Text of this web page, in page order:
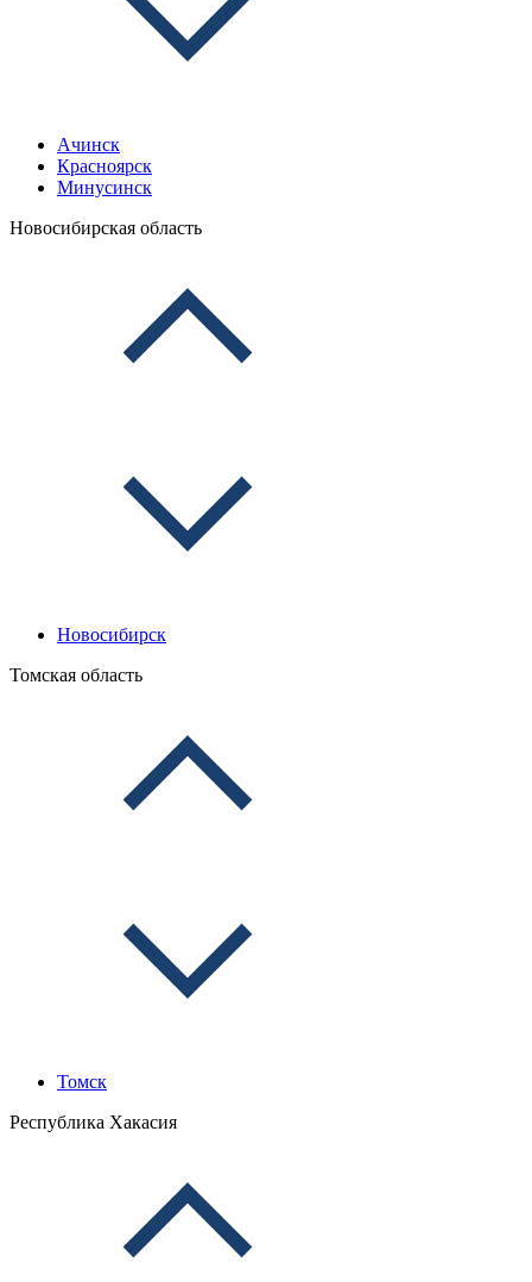
Ачинск
Красноярск
Минусинск
Новосибирская область
Новосибирск
Томская область
Томск
Республика Хакасия